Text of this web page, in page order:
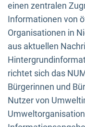
einen zentralen
Informationen von
Organisationen in
aus aktuellen
richtet sich das
Bürgerinnen und
Nutzer von